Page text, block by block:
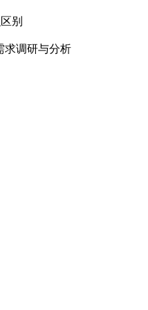
别
求调研与分析